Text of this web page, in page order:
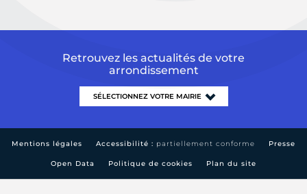
Retrouvez les actualités de votre
arrondissement
Mentions légales Accessibilité : partiellement conforme Presse
Open Data Politique de cookies Plan du site